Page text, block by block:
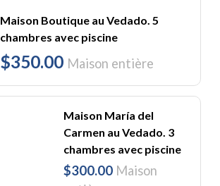
Maison Boutique au Vedado. 5
chambres avec piscine
$350.00 Maison entière
Maison María del
Carmen au Vedado. 3
chambres avec piscine
$300.00 Maison